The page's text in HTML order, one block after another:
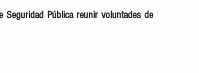
Seguridad Pública reunir voluntades de